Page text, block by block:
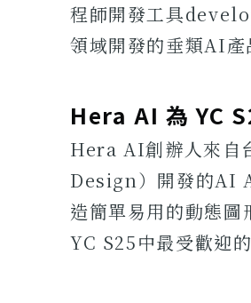
程師開發工具
領域開發的垂類AI產
Hera AI 為 YC
Hera AI創辦人來自
Design）開發的AI
造簡單易用的動態
YC S25中最受歡迎